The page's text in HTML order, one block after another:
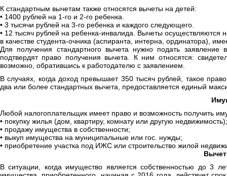
К стандартным вычетам также относятся вычеты на детей:
• 1400 рублей на 1-го и 2-го ребенка.
• 3 тысячи рублей на 3-го ребенка и каждого следующего.
• 12 тысяч рублей на ребенка-инвалида. Вычеты
в качестве студента-очника (аспиранта, интерна, ординатора),
Для получения стандартного вычета нужно подать
подтвердят право получения вычета. К ним относятся:
возможно, обратившись к работодателю с заявлением.
В случаях, когда доход превышает 350 тысяч рублей, такое
два или более стандартных вычета, предоставляется единый
Любой налогоплательщик имеет право и возможность получить
• покупку жилья (дом, квартиру, комнату или другую недвижимость);
• продажу имущества в собственности;
• выкуп имущества на муниципальные или гос. нужды;
• приобретение участка под ИЖС или строительство жилой
В ситуации, когда имущество является собственностью до 3